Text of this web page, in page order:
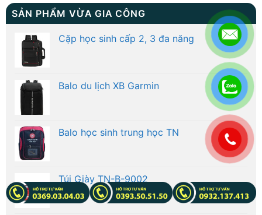
SẢN PHẨM VỪA GIA CÔNG
Cặp học sinh cấp 2, 3 đa năng
Balo du lịch XB Garmin
Balo học sinh trung học TN
Túi Giày TN-B-9002
.